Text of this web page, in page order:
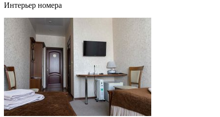
Интерьер номера